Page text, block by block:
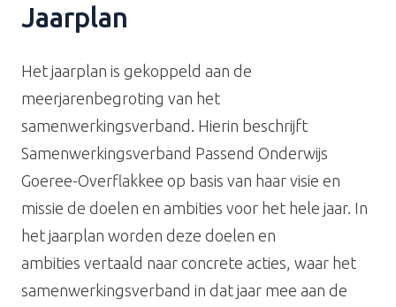
Jaarplan
Het jaarplan is gekoppeld aan de
meerjarenbegroting van het
samenwerkingsverband. Hierin beschrijft
Samenwerkingsverband Passend Onderwijs
Goeree-Overflakkee op basis van haar visie en
missie de doelen en ambities voor het hele jaar. In
het jaarplan worden deze doelen en
ambities vertaald naar concrete acties , waar het
samenwerkingsverband in dat jaar mee aan de